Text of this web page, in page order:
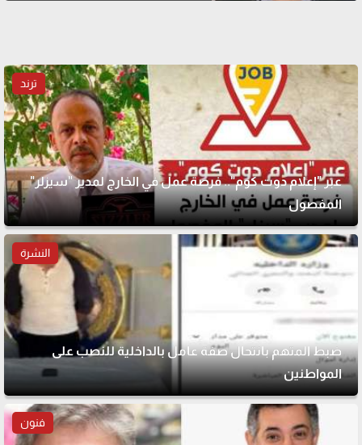
ترند
عبر "إعلام دوت كوم".. فرصة عمل في الخارج لمدير "سيزلر"
المفصول
النشرة
ضبط المتهم بانتحال صفة عامل بالداخلية للنصب على
المواطنين
فنون